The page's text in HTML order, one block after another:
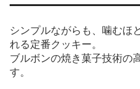
シンプルながらも、噛むほ
れる定番クッキー。
ブルボンの焼き菓子技術の
す。